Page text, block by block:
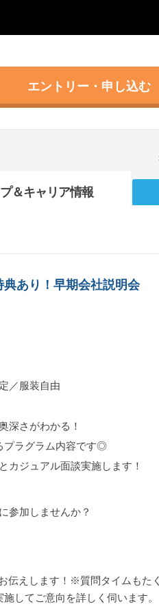
エントリー・申し込む
＆キャリア情報
あり！早期会社説明会
／服装自由
深さがわかる！
プラグラム内容です◎
カジュアル面談実施します！
参加しませんか？
伝えします！※質問タイムもた
してご意向を詳しく伺います。